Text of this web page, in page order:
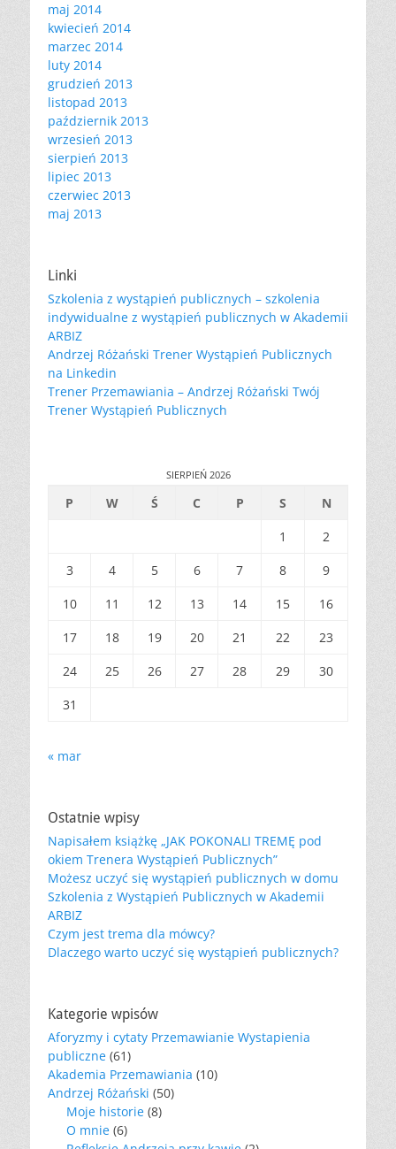
maj 2014
kwiecień 2014
marzec 2014
luty 2014
grudzień 2013
listopad 2013
październik 2013
wrzesień 2013
sierpień 2013
lipiec 2013
czerwiec 2013
maj 2013
Linki
Szkolenia z wystąpień publicznych – szkolenia
indywidualne z wystąpień publicznych w Akademii
ARBIZ
Andrzej Różański Trener Wystąpień Publicznych
na Linkedin
Trener Przemawiania – Andrzej Różański Twój
Trener Wystąpień Publicznych
SIERPIEŃ 2026
P W Ś C P S
N
1
2
3
4 5 6 7 8
9
10
11 12 13 14 15
16
17
18 19 20 21 22
23
24
25 26 27 28 29
30
31
« mar
Ostatnie wpisy
Napisałem książkę „JAK POKONALI TREMĘ pod
okiem Trenera Wystąpień Publicznych”
Możesz uczyć się wystąpień publicznych w domu
Szkolenia z Wystąpień Publicznych w Akademii
ARBIZ
Czym jest trema dla mówcy?
Dlaczego warto uczyć się wystąpień publicznych?
Kategorie wpisów
Aforyzmy i cytaty Przemawianie Wystapienia
publiczne (61)
Akademia Przemawiania (10)
Andrzej Różański (50)
Moje historie (8)
O mnie (6)